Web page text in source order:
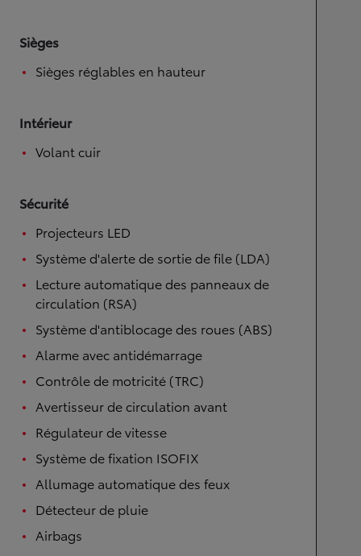
Sièges
Sièges réglables en hauteur
Intérieur
Volant cuir
Sécurité
Projecteurs LED
Système d'alerte de sortie de file (LDA)
Lecture automatique des panneaux de
circulation (RSA)
Système d'antiblocage des roues (ABS)
Alarme avec antidémarrage
Contrôle de motricité (TRC)
Avertisseur de circulation avant
Régulateur de vitesse
Système de fixation ISOFIX
Allumage automatique des feux
Détecteur de pluie
Airbags